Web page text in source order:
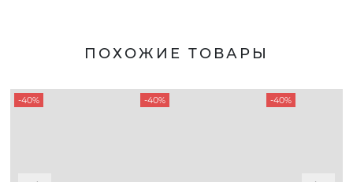
ПОХОЖИЕ ТОВАРЫ
-40% -40% -40%